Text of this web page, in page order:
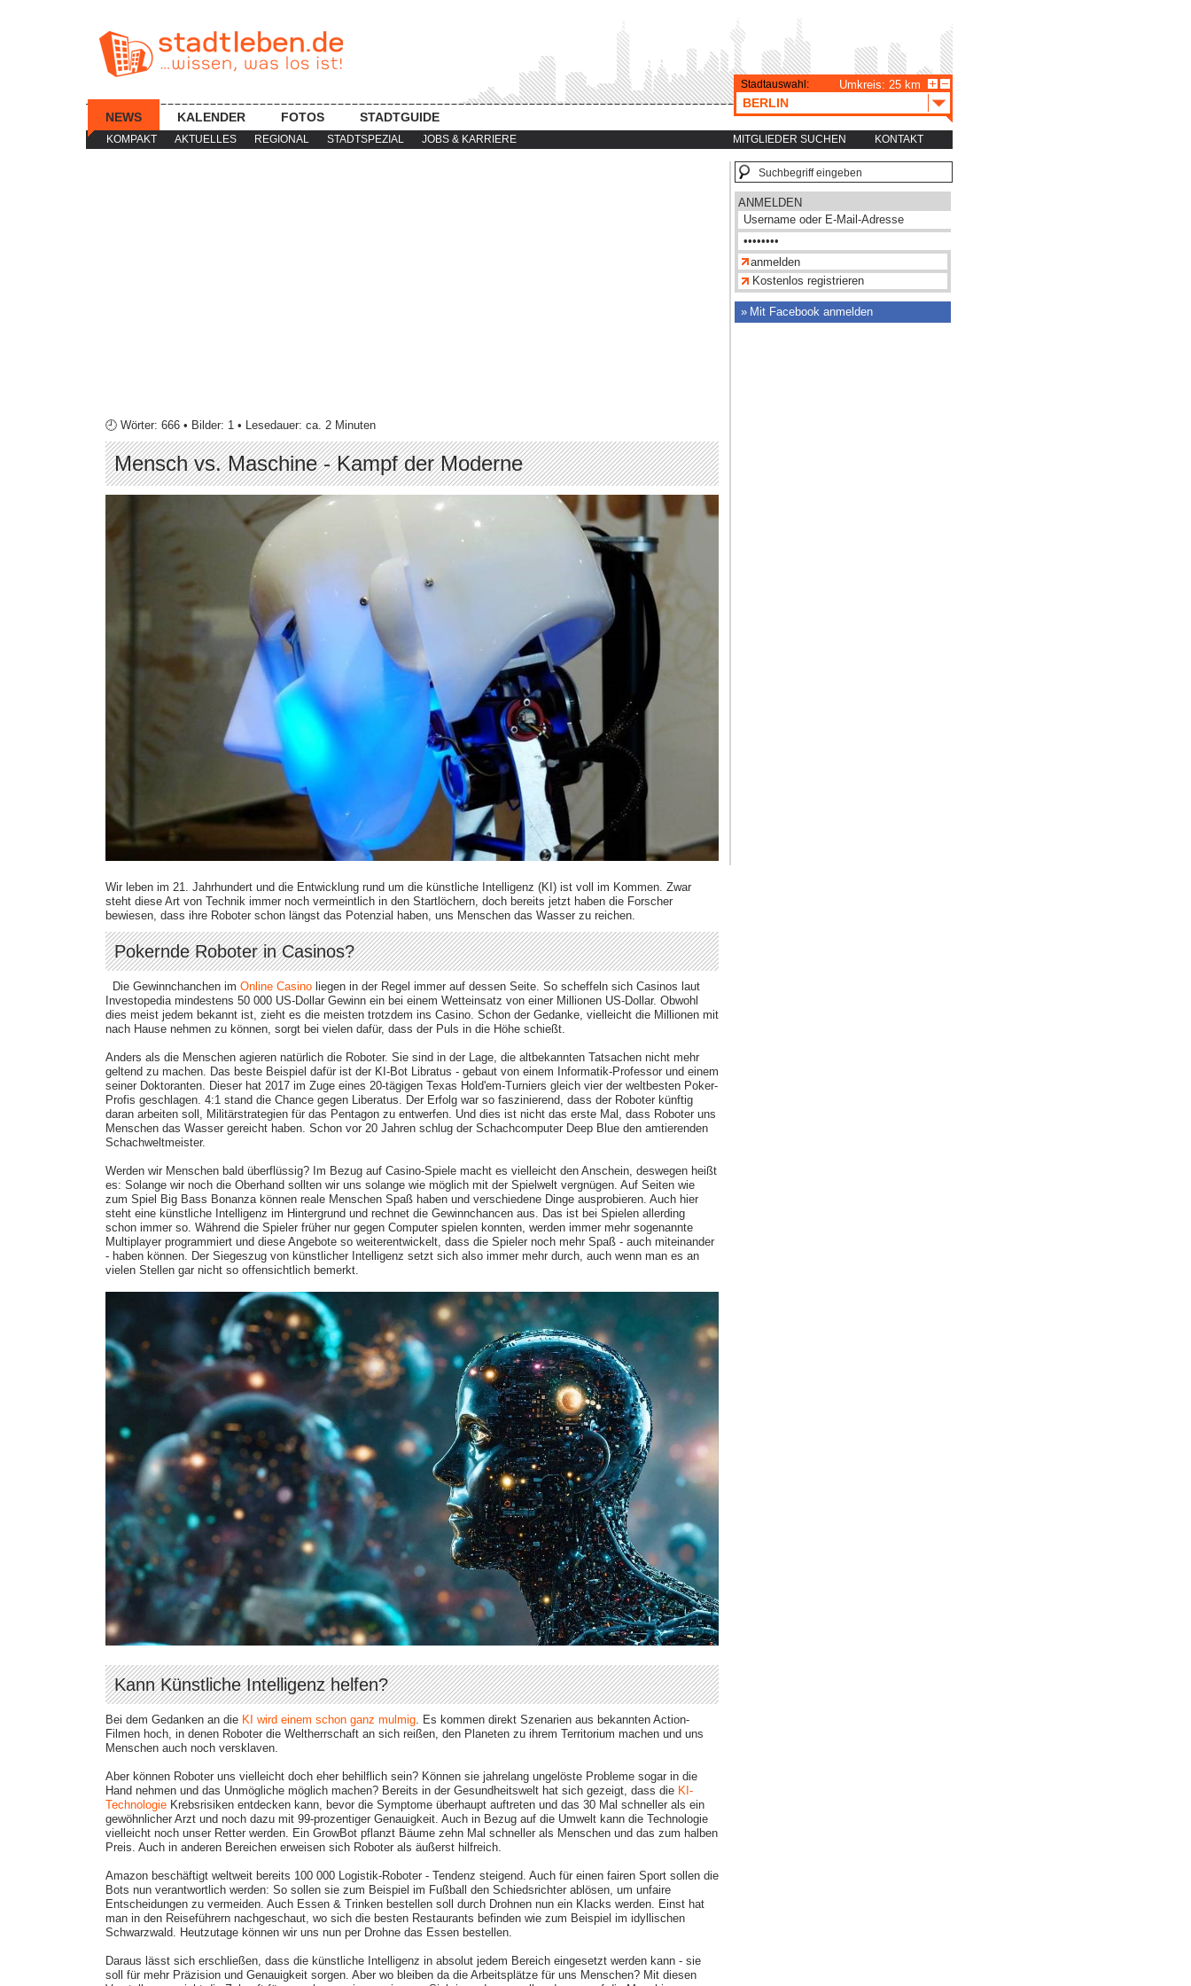
KOMPAKT AKTUELLES REGIONAL STADTSPEZIAL JOBS & KARRIERE MITGLIEDER SUCHEN KONTAKT
NEWS KALENDER FOTOS STADTGUIDE
Stadtauswahl: Umkreis: 25 km
BERLIN
🕘 Wörter: 666 • Bilder: 1 • Lesedauer: ca. 2 Minuten
Mensch vs. Maschine - Kampf der Moderne
Wir leben im 21. Jahrhundert und die Entwicklung rund um die künstliche Intelligenz (KI) ist voll im Kommen. Zwar
steht diese Art von Technik immer noch vermeintlich in den Startlöchern, doch bereits jetzt haben die Forscher
bewiesen, dass ihre Roboter schon längst das Potenzial haben, uns Menschen das Wasser zu reichen.
Pokernde Roboter in Casinos?
Die Gewinnchanchen im Online Casino liegen in der Regel immer auf dessen Seite. So scheffeln sich Casinos laut
Investopedia mindestens 50 000 US-Dollar Gewinn ein bei einem Wetteinsatz von einer Millionen US-Dollar. Obwohl
dies meist jedem bekannt ist, zieht es die meisten trotzdem ins Casino. Schon der Gedanke, vielleicht die Millionen mit
nach Hause nehmen zu können, sorgt bei vielen dafür, dass der Puls in die Höhe schießt.
Anders als die Menschen agieren natürlich die Roboter. Sie sind in der Lage, die altbekannten Tatsachen nicht mehr
geltend zu machen. Das beste Beispiel dafür ist der KI-Bot Libratus - gebaut von einem Informatik-Professor und einem
seiner Doktoranten. Dieser hat 2017 im Zuge eines 20-tägigen Texas Hold'em-Turniers gleich vier der weltbesten Poker-
Profis geschlagen. 4:1 stand die Chance gegen Liberatus. Der Erfolg war so faszinierend, dass der Roboter künftig
daran arbeiten soll, Militärstrategien für das Pentagon zu entwerfen. Und dies ist nicht das erste Mal, dass Roboter uns
Menschen das Wasser gereicht haben. Schon vor 20 Jahren schlug der Schachcomputer Deep Blue den amtierenden
Schachweltmeister.
Werden wir Menschen bald überflüssig? Im Bezug auf Casino-Spiele macht es vielleicht den Anschein, deswegen heißt
es: Solange wir noch die Oberhand sollten wir uns solange wie möglich mit der Spielwelt vergnügen. Auf Seiten wie
zum Spiel Big Bass Bonanza können reale Menschen Spaß haben und verschiedene Dinge ausprobieren. Auch hier
steht eine künstliche Intelligenz im Hintergrund und rechnet die Gewinnchancen aus. Das ist bei Spielen allerding
schon immer so. Während die Spieler früher nur gegen Computer spielen konnten, werden immer mehr sogenannte
Multiplayer programmiert und diese Angebote so weiterentwickelt, dass die Spieler noch mehr Spaß - auch miteinander
- haben können. Der Siegeszug von künstlicher Intelligenz setzt sich also immer mehr durch, auch wenn man es an
vielen Stellen gar nicht so offensichtlich bemerkt.
Kann Künstliche Intelligenz helfen?
Bei dem Gedanken an die KI wird einem schon ganz mulmig . Es kommen direkt Szenarien aus bekannten Action-
Filmen hoch, in denen Roboter die Weltherrschaft an sich reißen, den Planeten zu ihrem Territorium machen und uns
Menschen auch noch versklaven.
Aber können Roboter uns vielleicht doch eher behilflich sein? Können sie jahrelang ungelöste Probleme sogar in die
Hand nehmen und das Unmögliche möglich machen? Bereits in der Gesundheitswelt hat sich gezeigt, dass die KI-
Technologie Krebsrisiken entdecken kann, bevor die Symptome überhaupt auftreten und das 30 Mal schneller als ein
gewöhnlicher Arzt und noch dazu mit 99-prozentiger Genauigkeit. Auch in Bezug auf die Umwelt kann die Technologie
vielleicht noch unser Retter werden. Ein GrowBot pflanzt Bäume zehn Mal schneller als Menschen und das zum halben
Preis. Auch in anderen Bereichen erweisen sich Roboter als äußerst hilfreich.
Amazon beschäftigt weltweit bereits 100 000 Logistik-Roboter - Tendenz steigend. Auch für einen fairen Sport sollen die
Bots nun verantwortlich werden: So sollen sie zum Beispiel im Fußball den Schiedsrichter ablösen, um unfaire
Entscheidungen zu vermeiden. Auch Essen & Trinken bestellen soll durch Drohnen nun ein Klacks werden. Einst hat
man in den Reiseführern nachgeschaut, wo sich die besten Restaurants befinden wie zum Beispiel im idyllischen
Schwarzwald. Heutzutage können wir uns nun per Drohne das Essen bestellen.
Daraus lässt sich erschließen, dass die künstliche Intelligenz in absolut jedem Bereich eingesetzt werden kann - sie
soll für mehr Präzision und Genauigkeit sorgen. Aber wo bleiben da die Arbeitsplätze für uns Menschen? Mit diesen
ANMELDEN
Kostenlos registrieren
Mit Facebook anmelden